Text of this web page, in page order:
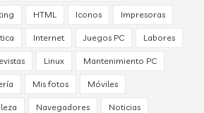
HTML Iconos Impresoras
Internet Juegos PC Labores
Linux Mantenimiento PC
Mis fotos Móviles
Navegadores Noticias